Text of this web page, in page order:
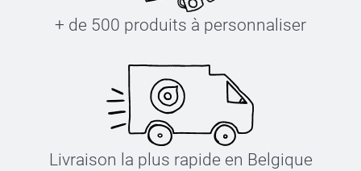
+ de 500 produits à personnaliser
Livraison la plus rapide en Belgique